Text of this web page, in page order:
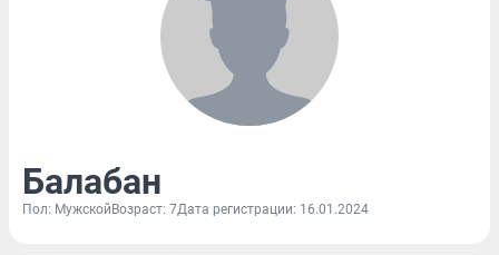
Балабан
Пол: Мужской Возраст: 7Дата регистрации: 16.01.2024